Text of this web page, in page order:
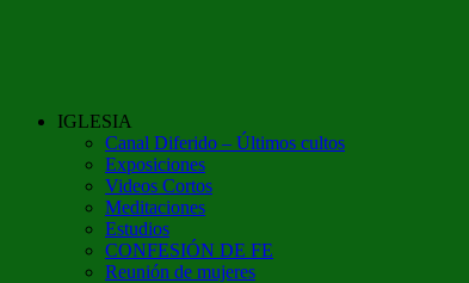
IGLESIA
Canal Diferido – Últimos cultos
Exposiciones
Videos Cortos
Meditaciones
Estudios
CONFESIÓN DE FE
Reunión de mujeres